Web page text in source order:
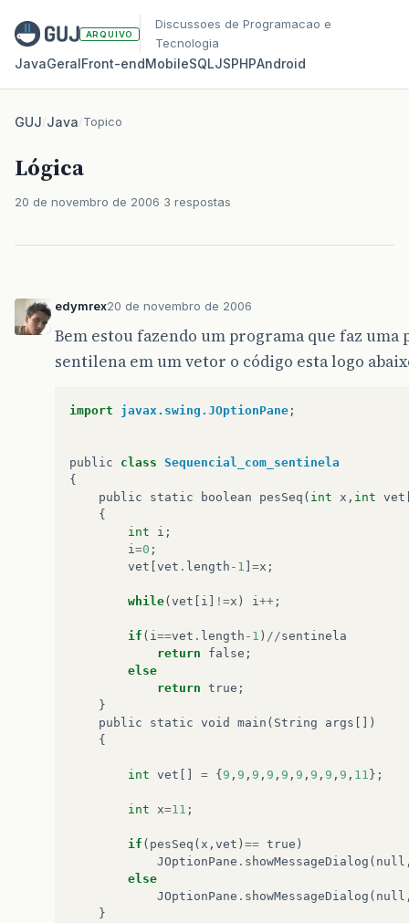
ARQUIVO
Discussoes de Programacao e
Tecnologia
JavaGeralFront‑endMobileSQLJSPHPAndroid
GUJ/Java/Topico
Lógica
20 de novembro de 2006 3 respostas
edymrex20 de novembro de 2006
Bem estou fazendo um programa que faz uma
sentilena em um vetor o código esta logo
import javax.swing.JOptionPane ;
public class Sequencial_com_sentinela
{
public
static boolean pesSeq ( int x , int vet
{
int
i ;
i=0 ;
vet vet . length - 1 =x ;
while( vet i !=x ) i++ ;
if ( i==vet . length - 1 ) //sentinela
return
false ;
else
return true ;
}
public
static void main ( String args [])
{
int vet = { 9 , 9 , 9 , 9 , 9 , 9 , 9 , 9 , 9 , 11 };
int x=11 ;
if ( pesSeq ( x , vet ) == true )
JOptionPane . showMessageDialog ( null
else
JOptionPane . showMessageDialog ( null
}